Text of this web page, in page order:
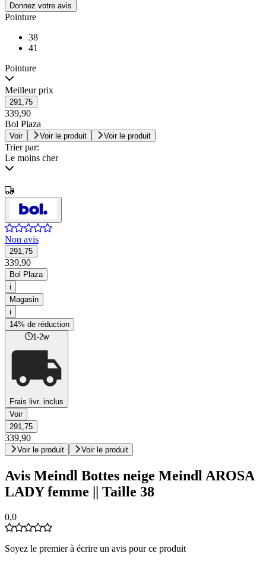
Donnez votre avis
Pointure
38
41
Pointure
Meilleur prix
291,75
339,90
Bol Plaza
Voir Voir le produit Voir le produit
Trier par:
Le moins cher
Non avis
291,75
339,90
Bol Plaza
i
Magasin
i
14% de réduction
1-2w
Frais livr. inclus
Voir
291,75
339,90
Voir le produit Voir le produit
Avis Meindl Bottes neige Meindl AROSA
LADY femme || Taille 38
0,0
Soyez le premier à écrire un avis pour ce produit